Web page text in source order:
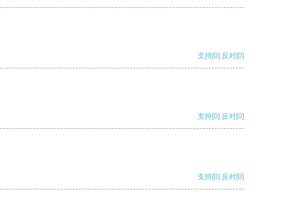
支持[0] 反对[0]
支持[0] 反对[0]
支持[0] 反对[0]